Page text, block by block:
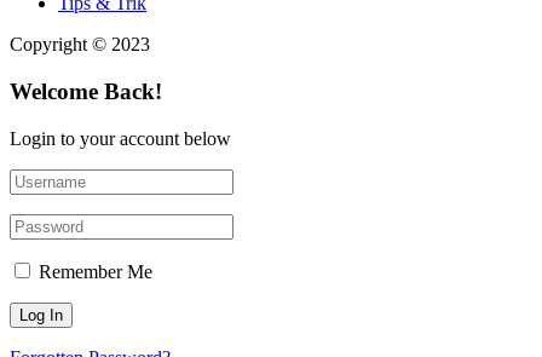
Copyright © 2023
Welcome Back!
Login to your account below
Remember Me